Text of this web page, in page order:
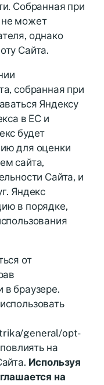
Собранная при
может
однако
Сайта.
собранная при
Яндексу
в ЕС и
будет
для оценки
сайта,
Сайта, и
Яндекс
в порядке,
от
в браузере.
general/opt-
на
Используя
на